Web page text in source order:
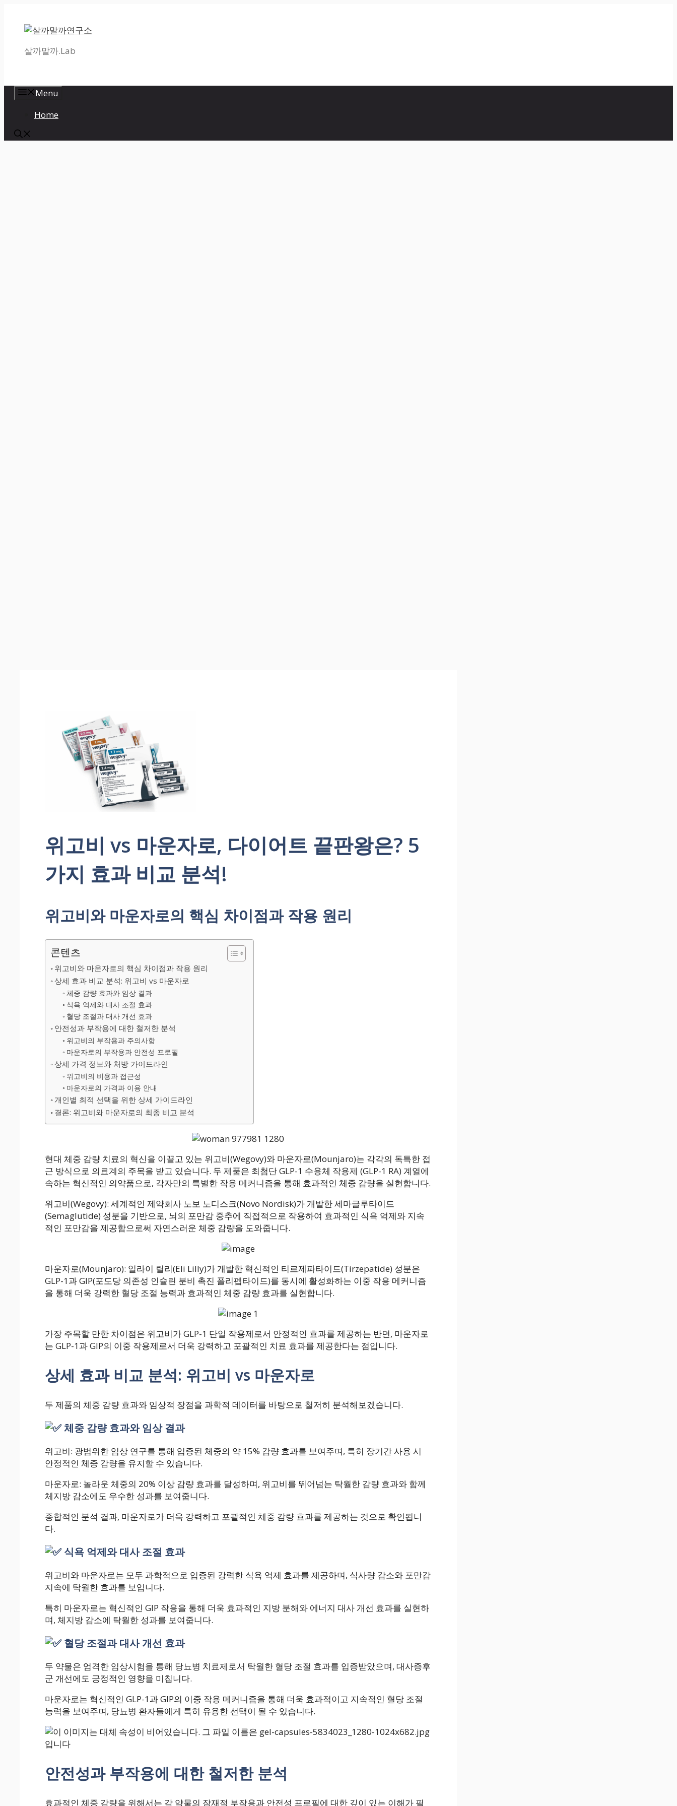
content
살까말까.Lab
Menu
Home
위고비 vs 마운자로, 다이어트 끝판왕은? 5
가지 효과 비교 분석!
위고비와 마운자로의 핵심 차이점과 작용 원리
콘텐츠
위고비와 마운자로의 핵심 차이점과 작용 원리
상세 효과 비교 분석: 위고비 vs 마운자로
체중 감량 효과와 임상 결과
식욕 억제와 대사 조절 효과
혈당 조절과 대사 개선 효과
안전성과 부작용에 대한 철저한 분석
위고비의 부작용과 주의사항
마운자로의 부작용과 안전성 프로필
상세 가격 정보와 처방 가이드라인
위고비의 비용과 접근성
마운자로의 가격과 이용 안내
개인별 최적 선택을 위한 상세 가이드라인
결론: 위고비와 마운자로의 최종 비교 분석
현대 체중 감량 치료의 혁신을 이끌고 있는 위고비(Wegovy)와 마운자로(Mounjaro)는 각각의 독특한 접
근 방식으로 의료계의 주목을 받고 있습니다. 두 제품은 최첨단 GLP-1 수용체 작용제 (GLP-1 RA) 계열에
속하는 혁신적인 의약품으로, 각자만의 특별한 작용 메커니즘을 통해 효과적인 체중 감량을 실현합니다.
위고비(Wegovy): 세계적인 제약회사 노보 노디스크(Novo Nordisk)가 개발한 세마글루타이드
(Semaglutide) 성분을 기반으로, 뇌의 포만감 중추에 직접적으로 작용하여 효과적인 식욕 억제와 지속
적인 포만감을 제공함으로써 자연스러운 체중 감량을 도와줍니다.
마운자로(Mounjaro): 일라이 릴리(Eli Lilly)가 개발한 혁신적인 티르제파타이드(Tirzepatide) 성분은
GLP-1과 GIP(포도당 의존성 인슐린 분비 촉진 폴리펩타이드)를 동시에 활성화하는 이중 작용 메커니즘
을 통해 더욱 강력한 혈당 조절 능력과 효과적인 체중 감량 효과를 실현합니다.
가장 주목할 만한 차이점은 위고비가 GLP-1 단일 작용제로서 안정적인 효과를 제공하는 반면, 마운자로
는 GLP-1과 GIP의 이중 작용제로서 더욱 강력하고 포괄적인 치료 효과를 제공한다는 점입니다.
상세 효과 비교 분석: 위고비 vs 마운자로
두 제품의 체중 감량 효과와 임상적 장점을 과학적 데이터를 바탕으로 철저히 분석해보겠습니다.
체중 감량 효과와 임상 결과
위고비: 광범위한 임상 연구를 통해 입증된 체중의 약 15% 감량 효과를 보여주며, 특히 장기간 사용 시
안정적인 체중 감량을 유지할 수 있습니다.
마운자로: 놀라운 체중의 20% 이상 감량 효과를 달성하며, 위고비를 뛰어넘는 탁월한 감량 효과와 함께
체지방 감소에도 우수한 성과를 보여줍니다.
종합적인 분석 결과, 마운자로가 더욱 강력하고 포괄적인 체중 감량 효과를 제공하는 것으로 확인됩니
다.
식욕 억제와 대사 조절 효과
위고비와 마운자로는 모두 과학적으로 입증된 강력한 식욕 억제 효과를 제공하며, 식사량 감소와 포만감
지속에 탁월한 효과를 보입니다.
특히 마운자로는 혁신적인 GIP 작용을 통해 더욱 효과적인 지방 분해와 에너지 대사 개선 효과를 실현하
며, 체지방 감소에 탁월한 성과를 보여줍니다.
혈당 조절과 대사 개선 효과
두 약물은 엄격한 임상시험을 통해 당뇨병 치료제로서 탁월한 혈당 조절 효과를 입증받았으며, 대사증후
군 개선에도 긍정적인 영향을 미칩니다.
마운자로는 혁신적인 GLP-1과 GIP의 이중 작용 메커니즘을 통해 더욱 효과적이고 지속적인 혈당 조절
능력을 보여주며, 당뇨병 환자들에게 특히 유용한 선택이 될 수 있습니다.
안전성과 부작용에 대한 철저한 분석
효과적인 체중 감량을 위해서는 각 약물의 잠재적 부작용과 안전성 프로필에 대한 깊이 있는 이해가 필